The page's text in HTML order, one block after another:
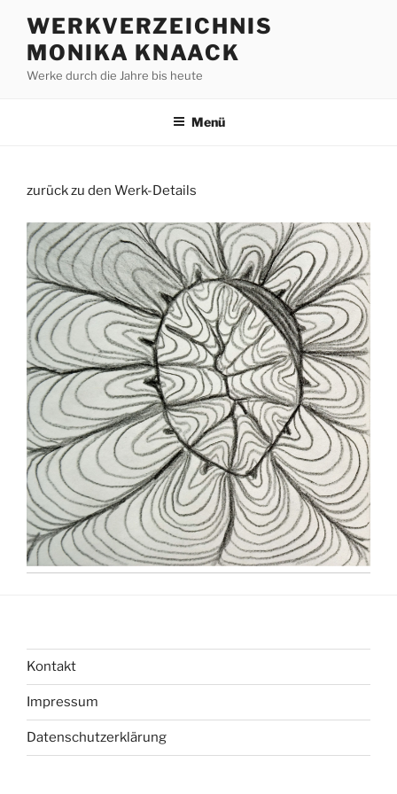
Inhalt
springen
WERKVERZEICHNIS
MONIKA KNAACK
Werke durch die Jahre bis heute
Menü
zurück zu den Werk-Details
Kontakt
Impressum
Datenschutzerklärung